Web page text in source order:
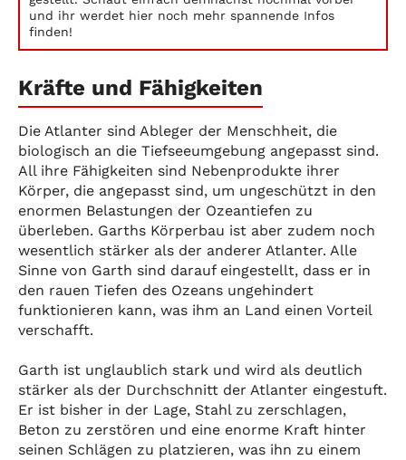
und ihr werdet hier noch mehr spannende Infos
finden!
Kräfte und Fähigkeiten
Die Atlanter sind Ableger der Menschheit, die
biologisch an die Tiefseeumgebung angepasst sind.
All ihre Fähigkeiten sind Nebenprodukte ihrer
Körper, die angepasst sind, um ungeschützt in den
enormen Belastungen der Ozeantiefen zu
überleben. Garths Körperbau ist aber zudem noch
wesentlich stärker als der anderer Atlanter. Alle
Sinne von Garth sind darauf eingestellt, dass er in
den rauen Tiefen des Ozeans ungehindert
funktionieren kann, was ihm an Land einen Vorteil
verschafft.
Garth ist unglaublich stark und wird als deutlich
stärker als der Durchschnitt der Atlanter eingestuft.
Er ist bisher in der Lage, Stahl zu zerschlagen,
Beton zu zerstören und eine enorme Kraft hinter
seinen Schlägen zu platzieren, was ihn zu einem